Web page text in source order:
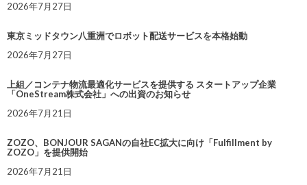
2026年7月27日
東京ミッドタウン八重洲でロボット配送サービスを本格始動
2026年7月27日
上組／コンテナ物流最適化サービスを提供する スタートアップ企業
「OneStream株式会社」への出資のお知らせ
2026年7月21日
ZOZO、BONJOUR SAGANの自社EC拡大に向け「Fulfillment by
ZOZO」を提供開始
2026年7月21日